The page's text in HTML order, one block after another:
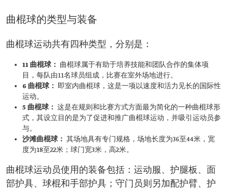
曲棍球的类型与装备
曲棍球运动共有四种类型，分别是：
11 曲棍球： 曲棍球属于有助于培养技能和团队合作的集体项
目，每队由11名球员组成，比赛在室外场地进行。
6 曲棍球： 即室内曲棍球，这是一项以速度和活力见长的国际性
运动。
5 曲棍球： 这是在规则和比赛方式方面最为简化的一种曲棍球形
式，其设立目的是为了促进和推广曲棍球运动，并吸引运动员参
与。
沙滩曲棍球： 其场地具有专门规格，场地长度为36至44米，宽
度为18至22米；球门宽3米，高2米。
曲棍球运动员使用的装备包括：运动服、护腿板、面
部护具、球棍和手部护具；守门员则另加配护臂、护